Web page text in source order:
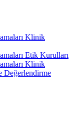
Klinik
Etik Kurulları
Klinik
Değerlendirme